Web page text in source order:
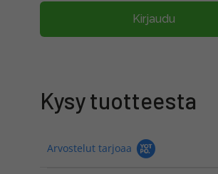
Kirjaudu
Kysy tuotteesta
Arvostelut tarjoaa